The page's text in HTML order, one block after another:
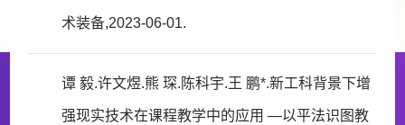
术装备,2023-06-01.
谭 毅.许文煜.熊 琛.陈科宇.王 鹏*.新工科背景下增
强现实技术在课程教学中的应用 —以平法识图教